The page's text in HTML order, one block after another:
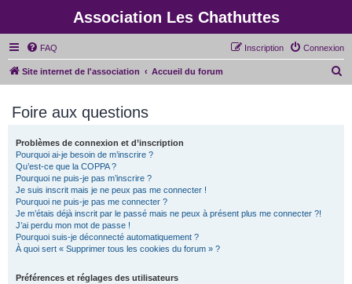
Association Les Chathuttes
FAQ Connexion
Inscription
Site internet de l'association Accueil du forum
Foire aux questions
Problèmes de connexion et d’inscription
Pourquoi ai-je besoin de m’inscrire ?
Qu’est-ce que la COPPA ?
Pourquoi ne puis-je pas m’inscrire ?
Je suis inscrit mais je ne peux pas me connecter !
Pourquoi ne puis-je pas me connecter ?
Je m’étais déjà inscrit par le passé mais ne peux à présent plus me connecter ?!
J’ai perdu mon mot de passe !
Pourquoi suis-je déconnecté automatiquement ?
À quoi sert « Supprimer tous les cookies du forum » ?
Préférences et réglages des utilisateurs